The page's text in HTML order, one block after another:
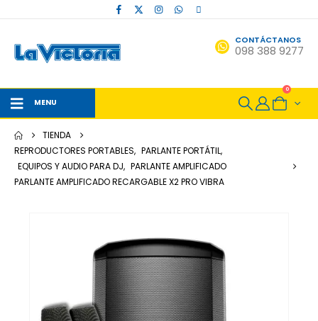
CONTÁCTANOS
098 388 9277
MENU
0
TIENDA
REPRODUCTORES PORTABLES, PARLANTE PORTÁTIL,
EQUIPOS Y AUDIO PARA DJ, PARLANTE AMPLIFICADO
PARLANTE AMPLIFICADO RECARGABLE X2 PRO VIBRA